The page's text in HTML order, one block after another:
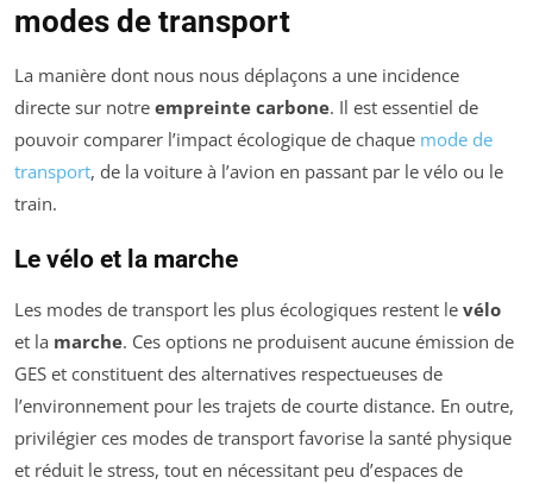
modes de transport
La manière dont nous nous déplaçons a une incidence
directe sur notre empreinte carbone. Il est essentiel de
pouvoir comparer l’impact écologique de chaque mode de
transport, de la voiture à l’avion en passant par le vélo ou le
train.
Le vélo et la marche
Les modes de transport les plus écologiques restent le vélo
et la marche. Ces options ne produisent aucune émission de
GES et constituent des alternatives respectueuses de
l’environnement pour les trajets de courte distance. En outre,
privilégier ces modes de transport favorise la santé physique
et réduit le stress, tout en nécessitant peu d’espaces de